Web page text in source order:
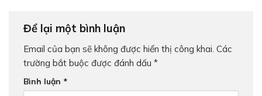
Để lại một bình luận
Email của bạn sẽ không được hiển thị công khai. Các
trường bắt buộc được đánh dấu *
Bình luận *